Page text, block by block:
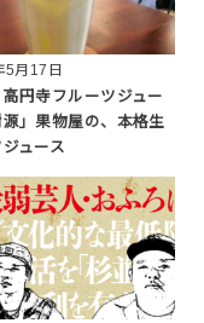
5月17日
高円寺フルーツジュー
源」果物屋の、本格生
ュース